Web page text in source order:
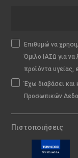
Επιθυμώ να
Όμιλο ΙΑΣΩ για
προϊόντα υγείας,
Έχω διαβάσει και
Προσωπικών
Πιστοποιήσεις